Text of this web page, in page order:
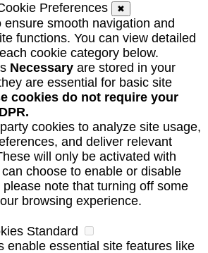
Preferences
✖
smooth navigation and
functions. You can view detailed
cookie category below.
Necessary are stored in your
are essential for basic site
cookies do not require your
cookies to analyze site usage,
and deliver relevant
will only be activated with
choose to enable or disable
note that turning off some
browsing experience.
Standard
enable essential site features like